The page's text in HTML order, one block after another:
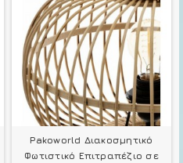
Pakoworld Διακοσμητικό
Φωτιστικό Επιτραπέζιο σε